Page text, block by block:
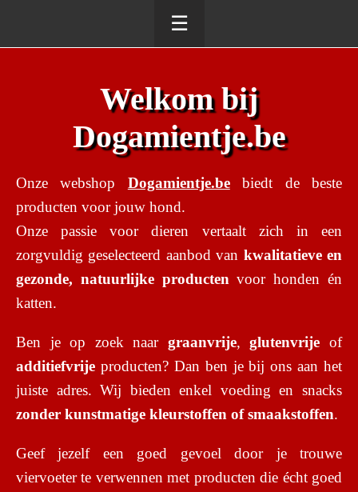
☰
Welkom bij
Dogamientje.be
Onze webshop Dogamientje.bebiedt de beste
producten voor jouw hond.
Onze passie voor dieren vertaalt zich in een
zorgvuldig geselecteerd aanbod van kwalitatieve en
gezonde, natuurlijke producten voor honden én
katten.
Ben je op zoek naar graanvrije,glutenvrije of
additiefvrije producten? Dan ben je bij ons aan het
juiste adres. Wij bieden enkel voeding en snacks
zonder kunstmatige kleurstoffen of smaakstoffen.
Geef jezelf een goed gevoel door je trouwe
viervoeter te verwennen met producten die écht goed